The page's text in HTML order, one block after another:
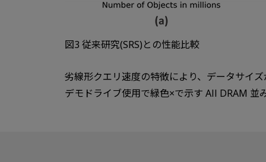
図3 従来研究(SRS)との性能比較
劣線形クエリ速度の特徴により、データサイ
デモドライブ使用で緑色×で示す All DRAM 並